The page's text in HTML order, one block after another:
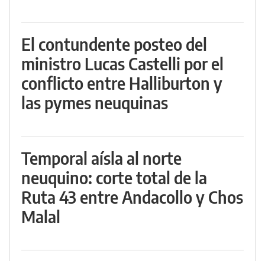
El contundente posteo del
ministro Lucas Castelli por el
conflicto entre Halliburton y
las pymes neuquinas
Temporal aísla al norte
neuquino: corte total de la
Ruta 43 entre Andacollo y Chos
Malal